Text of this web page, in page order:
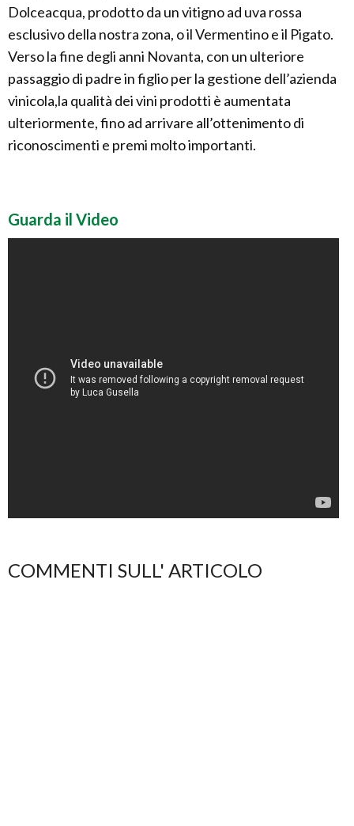
Dolceacqua, prodotto da un vitigno ad uva rossa
esclusivo della nostra zona, o il Vermentino e il Pigato.
Verso la fine degli anni Novanta, con un ulteriore
passaggio di padre in figlio per la gestione dell’azienda
vinicola,la qualità dei vini prodotti è aumentata
ulteriormente, fino ad arrivare all’ottenimento di
riconoscimenti e premi molto importanti.
Guarda il Video
COMMENTI SULL' ARTICOLO